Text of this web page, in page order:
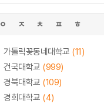
ㅇ ㅈ ㅊ ㅍ ㅎ
가톨릭꽃동네대학교 (11)
건국대학교 (999)
경북대학교 (109)
경희대학교 (4)